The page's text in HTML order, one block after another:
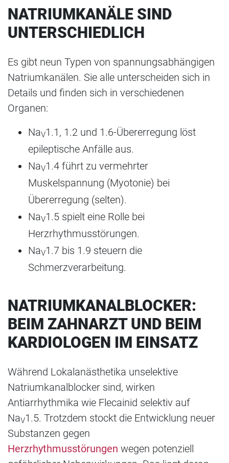
NATRIUMKANÄLE SIND
UNTERSCHIEDLICH
Es gibt neun Typen von spannungsabhängigen
Natriumkanälen. Sie alle unterscheiden sich in
Details und finden sich in verschiedenen
Organen:
NaV1.1, 1.2 und 1.6-Übererregung löst
epileptische Anfälle aus.
NaV1.4 führt zu vermehrter
Muskelspannung (Myotonie) bei
Übererregung (selten).
NaV1.5 spielt eine Rolle bei
Herzrhythmusstörungen.
NaV1.7 bis 1.9 steuern die
Schmerzverarbeitung.
NATRIUMKANALBLOCKER:
BEIM ZAHNARZT UND BEIM
KARDIOLOGEN IM EINSATZ
Während Lokalanästhetika unselektive
Natriumkanalblocker sind, wirken
Antiarrhythmika wie Flecainid selektiv auf
NaV1.5. Trotzdem stockt die Entwicklung neuer
Substanzen gegen
Herzrhythmusstörungen wegen potenziell